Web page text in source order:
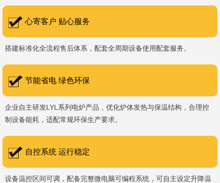
书编号：202207080）、河南省专精特新企业。 我们坚持以
科技促生产，以质量创品牌，以品牌创市场的战略发展，实现科学化
国内外新老客户前来参观洽谈，让我们携手，合作共赢，共创新未
来！洛阳新安工厂视频洛阳高新工厂视频
心寄客户 贴心服务
搭建标准化全流程售后体系，配套全周期设备使用配套服务。
节能省电 绿色环保
企业自主研发LYL系列电炉产品，优化炉体发热与保温结构，合理控
制设备能耗，适配常规环保生产要求。
自控系统 运行稳定
设备温控区间可调，配备完整微电脑可编程系统，可自主设定升降温